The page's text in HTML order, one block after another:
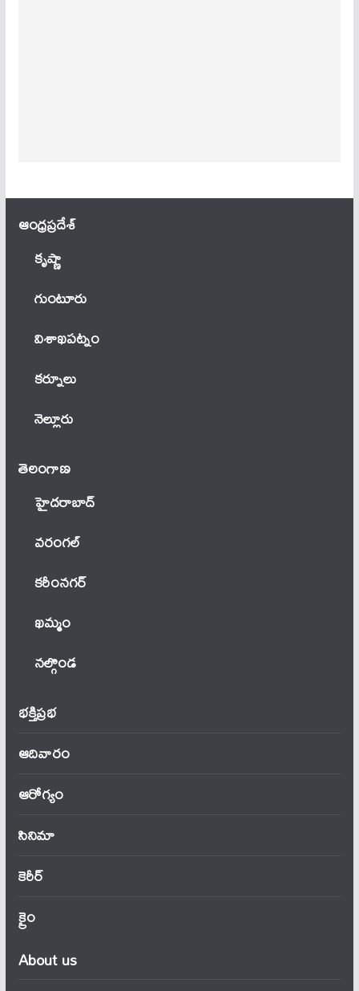
ఆంధ్ర‌ప్ర‌దేశ్
కృష్ణా
గుంటూరు
విశాఖపట్నం
కర్నూలు
నెల్లూరు
తెలంగాణ‌
హైదరాబాద్
వ‌రంగ‌ల్
కరీంనగర్
ఖ‌మ్మం
నల్గొండ
భక్తిప్రభ
ఆదివారం
ఆరోగ్యం
సినిమా
కెరీర్
క్రైం
About us